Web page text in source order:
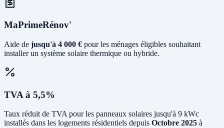
MaPrimeRénov'
Aide de jusqu'à 4 000 € pour les ménages éligibles souhaitant
installer un système solaire thermique ou hybride.
TVA à 5,5%
Taux réduit de TVA pour les panneaux solaires jusqu'à 9 kWc
installés dans les logements résidentiels depuis Octobre 2025 à